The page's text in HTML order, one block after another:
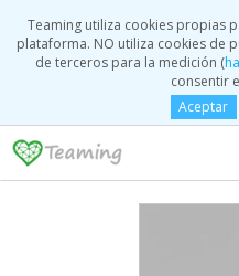
Teaming utiliza cookies propias
plataforma. NO utiliza cookies de
de terceros para la medición (
consentir
Aceptar